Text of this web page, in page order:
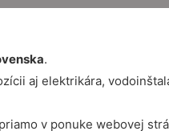
.
aj elektrikára,
v ponuke webovej